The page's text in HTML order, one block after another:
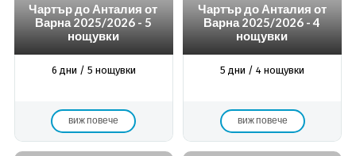
Чартър до Анталия от
Варна 2025/2026 - 5
нощувки
6 дни / 5 нощувки
виж повече
Чартър до Анталия от
Варна 2025/2026 - 4
нощувки
5 дни / 4 нощувки
виж повече